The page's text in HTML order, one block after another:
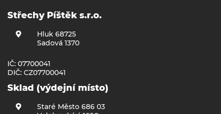
Střechy Píštěk s.r.o.
Hluk 68725
Sadová 1370
IČ: 07700041
DIČ: CZ07700041
Sklad (výdejní místo)
Staré Město 686 03